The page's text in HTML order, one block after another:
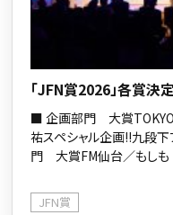
「JFN賞2026」各賞決定
■ 企画部門 大賞TOKYO
祐スペシャル企画!!九段下
門 大賞FM仙台／もしも
JFN賞